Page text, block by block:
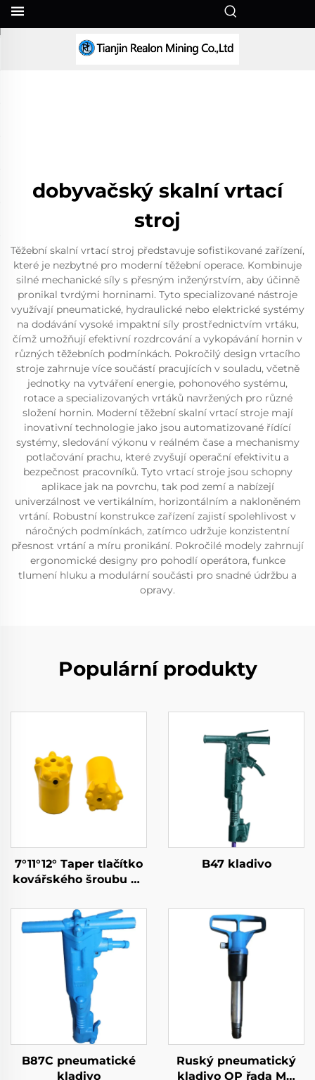
dobyvačský skalní vrtací
stroj
Těžební skalní vrtací stroj představuje sofistikované zařízení,
které je nezbytné pro moderní těžební operace. Kombinuje
silné mechanické síly s přesným inženýrstvím, aby účinně
pronikal tvrdými horninami. Tyto specializované nástroje
využívají pneumatické, hydraulické nebo elektrické systémy
na dodávání vysoké impaktní síly prostřednictvím vrtáku,
čímž umožňují efektivní rozdrcování a vykopávání hornin v
různých těžebních podmínkách. Pokročilý design vrtacího
stroje zahrnuje více součástí pracujících v souladu, včetně
jednotky na vytváření energie, pohonového systému,
rotace a specializovaných vrtáků navržených pro různé
složení hornin. Moderní těžební skalní vrtací stroje mají
inovativní technologie jako jsou automatizované řídící
systémy, sledování výkonu v reálném čase a mechanismy
potlačování prachu, které zvyšují operační efektivitu a
bezpečnost pracovníků. Tyto vrtací stroje jsou schopny
aplikace jak na povrchu, tak pod zemí a nabízejí
univerzálnost ve vertikálním, horizontálním a nakloněném
vrtání. Robustní konstrukce zařízení zajistí spolehlivost v
náročných podmínkách, zatímco udržuje konzistentní
přesnost vrtání a míru pronikání. Pokročilé modely zahrnují
ergonomické designy pro pohodlí operátora, funkce
tlumení hluku a modulární součásti pro snadné údržbu a
opravy.
Populární produkty
7°11°12° Taper tlačítko
kovářského šroubu na
B47 kladivo
B87C pneumatické
kladivo
Ruský pneumatický
kladivo OP řada MO